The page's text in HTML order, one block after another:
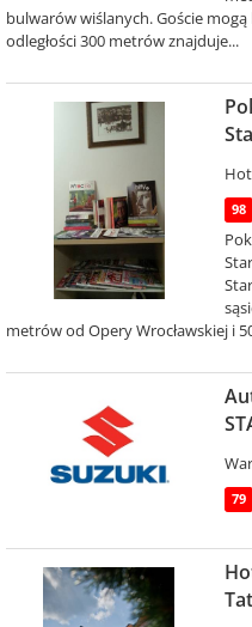
bulwarów wiślanych. Goście
odległości 300 metrów znajduje...
98
metrów od Opery Wrocławskiej i
79